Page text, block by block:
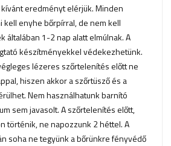
eredményt elérjük. Minden
kell enyhe bőrpírral, de nem kell
általában 1-2 nap alatt elmúlnak. A
készítményekkel védekezhetünk.
lézeres szőrtelenítés előtt ne
hiszen akkor a szőrtüsző és a
Nem használhatunk barnító
sem javasolt. A szőrtelenítés előtt,
történik, ne napozzunk 2 héttel. A
soha ne tegyünk a bőrünkre fényvédő